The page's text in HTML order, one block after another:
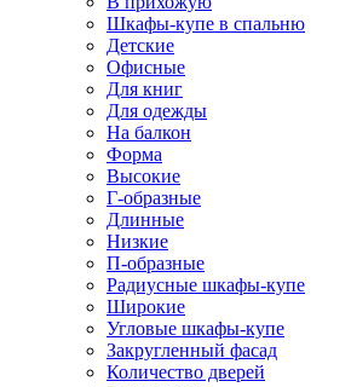
Шкафы-купе в спальню
Детские
Офисные
Для книг
Для одежды
На балкон
Форма
Высокие
Г-образные
Длинные
Низкие
П-образные
Радиусные шкафы-купе
Широкие
Угловые шкафы-купе
Закругленный фасад
Количество дверей